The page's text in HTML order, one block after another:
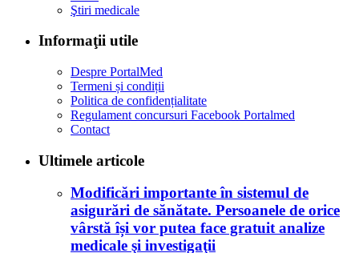
Ştiri medicale
Informaţii utile
Despre PortalMed
Termeni și condiții
Politica de confidențialitate
Regulament concursuri Facebook Portalmed
Contact
Ultimele articole
Modificări importante în sistemul de
asigurări de sănătate. Persoanele de orice
vârstă își vor putea face gratuit analize
medicale şi investigaţii